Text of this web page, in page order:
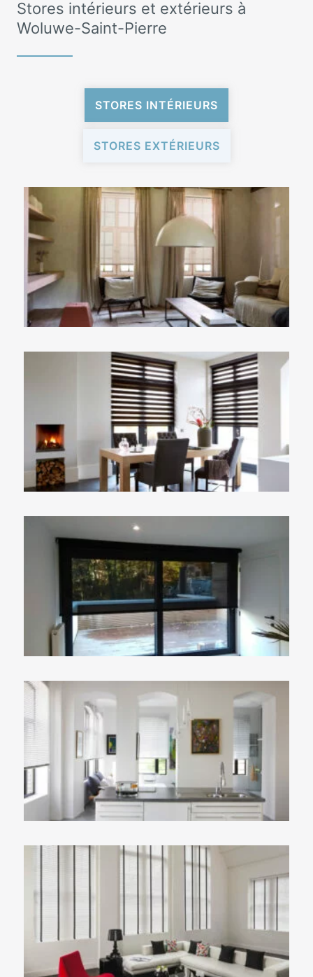
Stores intérieurs et extérieurs à
Woluwe-Saint-Pierre
STORES INTÉRIEURS
STORES EXTÉRIEURS